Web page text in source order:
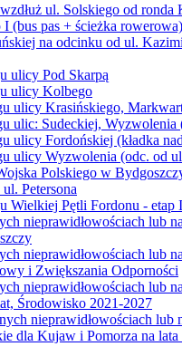
ul. Solskiego od
(bus pas + ścieżka rowerowa)
na odcinku od ul.
ulicy Pod Skarpą
ulicy Kolbego
ulicy Krasińskiego,
ulic: Sudeckiej,
ulicy Fordońskiej (kładka
ulicy Wyzwolenia (odc. od
Polskiego w
Petersona
Wielkiej Pętli Fordonu - etap I
nieprawidłowościach lub
nieprawidłowościach lub
i Zwiększania Odporności
nieprawidłowościach lub
Środowisko 2021-2027
nieprawidłowościach
dla Kujaw i Pomorza na